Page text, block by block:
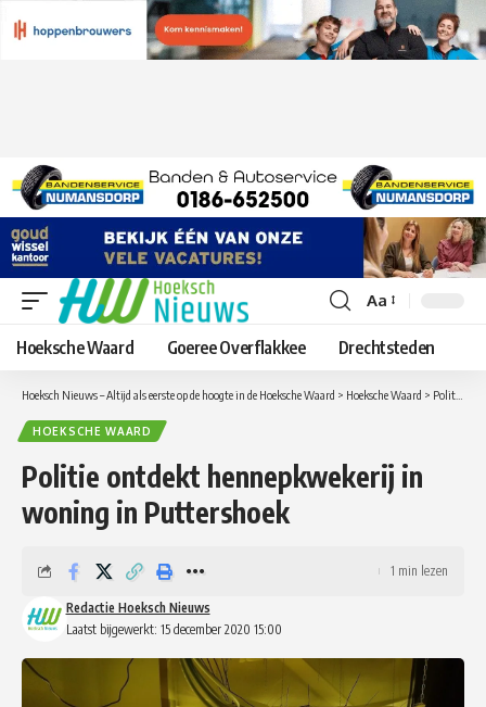
Lettergrootte
aanpassen
Aa
Hoeksche Waard Goeree Overflakkee Drechtsteden
Hoeksch Nieuws – Altijd als eerste op de hoogte in de Hoeksche Waard > Hoeksche Waard > Politie ontdekt hennepkwekerij in woning in Puttershoek
HOEKSCHE WAARD
Politie ontdekt hennepkwekerij in
woning in Puttershoek
Laatst bijgewerkt: 15 december 2020 15:00
Redactie Hoeksch Nieuws
1 min lezen